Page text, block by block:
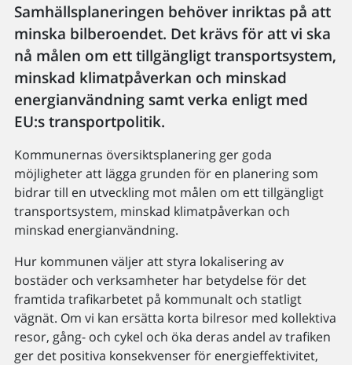
Samhällsplaneringen behöver inriktas på att
minska bilberoendet. Det krävs för att vi ska
nå målen om ett tillgängligt transportsystem,
minskad klimatpåverkan och minskad
energianvändning samt verka enligt med
EU:s transportpolitik.
Kommunernas översiktsplanering ger goda
möjligheter att lägga grunden för en planering som
bidrar till en utveckling mot målen om ett tillgängligt
transportsystem, minskad klimatpåverkan och
minskad energianvändning.
Hur kommunen väljer att styra lokalisering av
bostäder och verksamheter har betydelse för det
framtida trafikarbetet på kommunalt och statligt
vägnät. Om vi kan ersätta korta bilresor med kollektiva
resor, gång- och cykel och öka deras andel av trafiken
ger det positiva konsekvenser för energieffektivitet,